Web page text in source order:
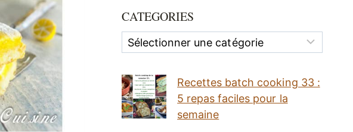
CATEGORIES
Categories
Recettes batch cooking 33 :
5 repas faciles pour la
semaine